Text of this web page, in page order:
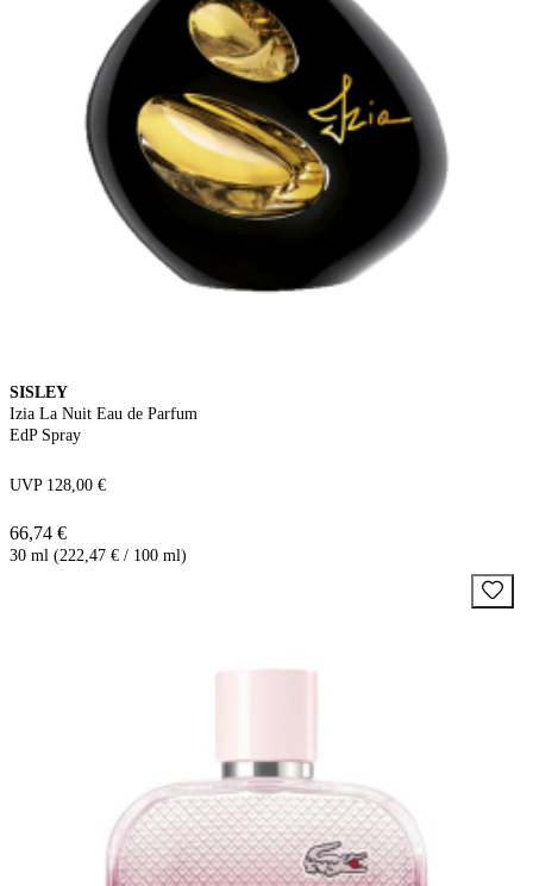
SISLEY
Izia La Nuit Eau de Parfum
EdP Spray
UVP 128,00 €
66,74 €
30 ml (222,47 € / 100 ml)